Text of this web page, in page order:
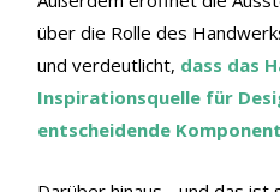
über die Rolle des
und verdeutlicht, dass das
Inspirationsquelle für
entscheidende